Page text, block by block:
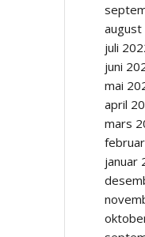
juli
juni
mai
april
mars
januar